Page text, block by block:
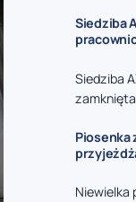
Siedziba
Siedziba
Piosenka
Niewielka